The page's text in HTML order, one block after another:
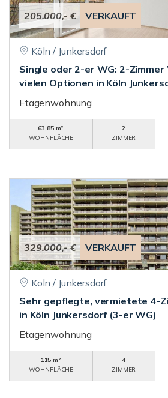
205.000,- € VERKAUFT
Köln / Junkersdorf
Single oder 2-er WG: 2-Zimmer
vielen Optionen in Köln
Etagenwohnung
63,85 m²
WOHNFLÄCHE
2
ZIMMER
329.000,- € VERKAUFT
Köln / Junkersdorf
Sehr gepflegte, vermietete 4-
in Köln Junkersdorf (3-er WG)
Etagenwohnung
115 m²
WOHNFLÄCHE
4
ZIMMER